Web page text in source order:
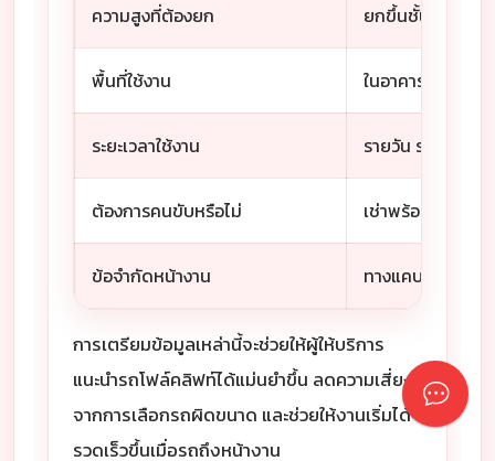
ความสูงที่ต้องยก ยกขึ้นชั้นวาง ยก
พื้นที่ใช้งาน ในอาคาร กลางแ
ระยะเวลาใช้งาน รายวัน รายเดือน
ต้องการคนขับหรือไม่ เช่าพร้อมคนขับ ห
ข้อจำกัดหน้างาน ทางแคบ ประตูต่
การเตรียมข้อมูลเหล่านี้จะช่วยให้ผู้ให้บริการ
แนะนำรถโฟล์คลิฟท์ได้แม่นยำขึ้น ลดความเสี่ยง
จากการเลือกรถผิดขนาด และช่วยให้งานเริ่มได้
รวดเร็วขึ้นเมื่อรถถึงหน้างาน